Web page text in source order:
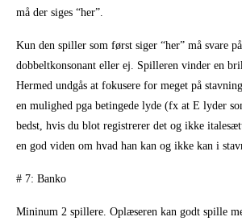
må der siges “her”.
Kun den spiller som først siger “her” må svare
dobbeltkonsonant eller ej. Spilleren vinder en
Hermed undgås at fokusere for meget på
en mulighed pga betingede lyde (fx at E lyder
bedst, hvis du blot registrerer det og ikke
en god viden om hvad han kan og ikke kan i
# 7: Banko
Mininum 2 spillere. Oplæseren kan godt spille